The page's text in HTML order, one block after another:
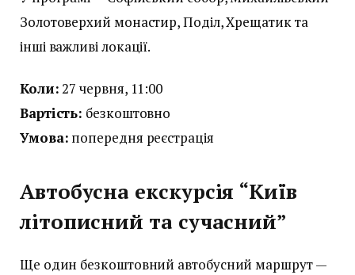
Золотоверхий монастир, Поділ, Хрещатик та
інші важливі локації.
Коли:27 червня, 11:00
Вартість: безкоштовно
Умова: попередня реєстрація
Автобусна екскурсія “Київ
літописний та сучасний”
Ще один безкоштовний автобусний маршрут —